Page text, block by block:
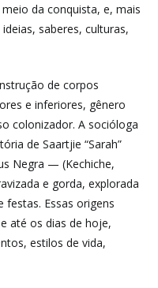
da conquista, e, mais
saberes, culturas,
de corpos
e inferiores, gênero
colonizador. A socióloga
de Saartjie “Sarah”
Negra — (Kechiche,
e gorda, explorada
festas. Essas origens
até os dias de hoje,
estilos de vida,